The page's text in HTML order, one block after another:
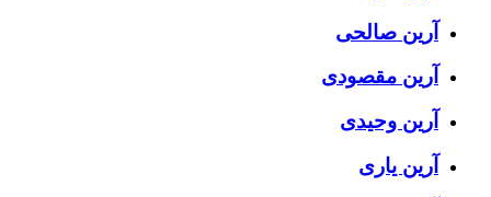
آرین صالحی
آرین مقصودی
آرین وحیدی
آرین یاری